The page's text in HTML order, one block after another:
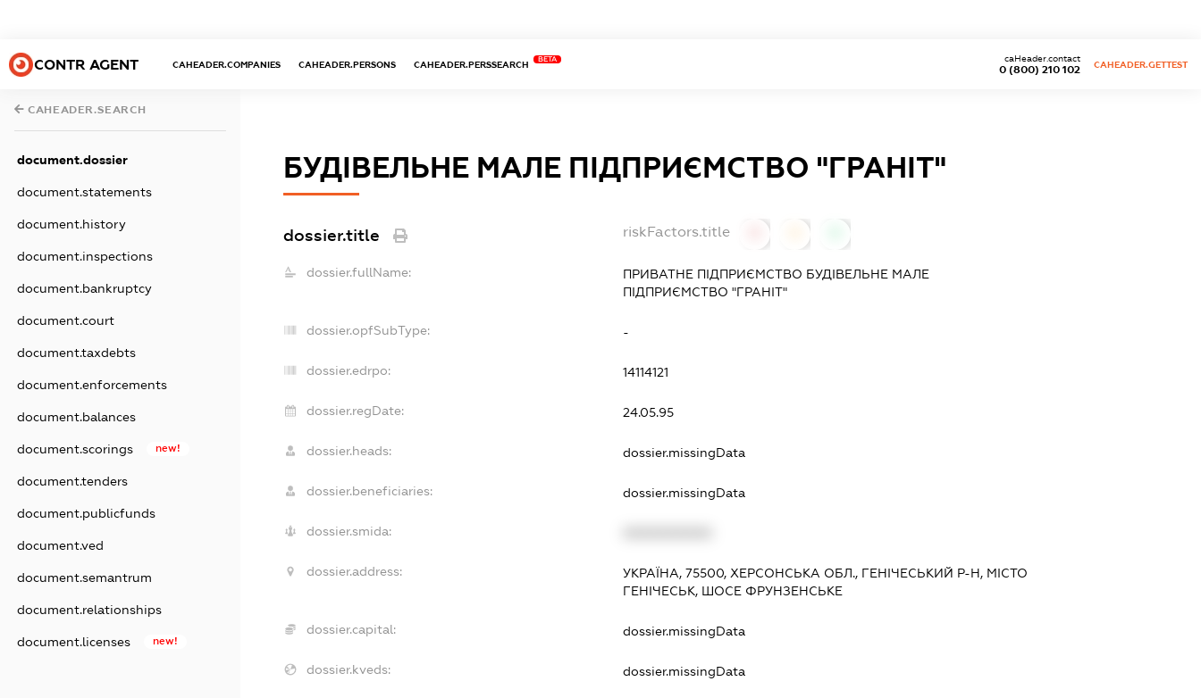
CONTR AGENT CAHEADER.COMPANIES CAHEADER.PERSONS CAHEADER.PERSSEARCH
BETA
0 (800) 210 102
caHeader.contact
CAHEADER.GETTEST
CAHEADER.SEARCH
document.dossier
document.statements
document.history
document.inspections
document.bankruptcy
document.court
document.taxdebts
document.enforcements
document.balances
document.scorings new!
document.tenders
document.publicfunds
document.ved
document.semantrum
document.relationships
document.licenses new!
БУДІВЕЛЬНЕ МАЛЕ ПІДПРИЄМСТВО "ГРАНІТ"
dossier.title riskFactors.title
dossier.fullName:
ПРИВАТНЕ ПІДПРИЄМСТВО БУДІВЕЛЬНЕ МАЛЕ
ПІДПРИЄМСТВО "ГРАНІТ"
dossier.opfSubType: -
dossier.edrpo: 14114121
dossier.regDate: 24.05.95
dossier.heads: dossier.missingData
dossier.beneficiaries: dossier.missingData
dossier.smida:
dossier.address:
УКРАЇНА, 75500, ХЕРСОНСЬКА ОБЛ., ГЕНІЧЕСЬКИЙ Р-Н, МІСТО
ГЕНІЧЕСЬК, ШОСЕ ФРУНЗЕНСЬКЕ
dossier.capital: dossier.missingData
dossier.kveds: dossier.missingData